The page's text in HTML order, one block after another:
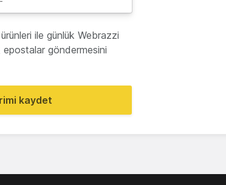
ile günlük Webrazzi
göndermesini
kaydet